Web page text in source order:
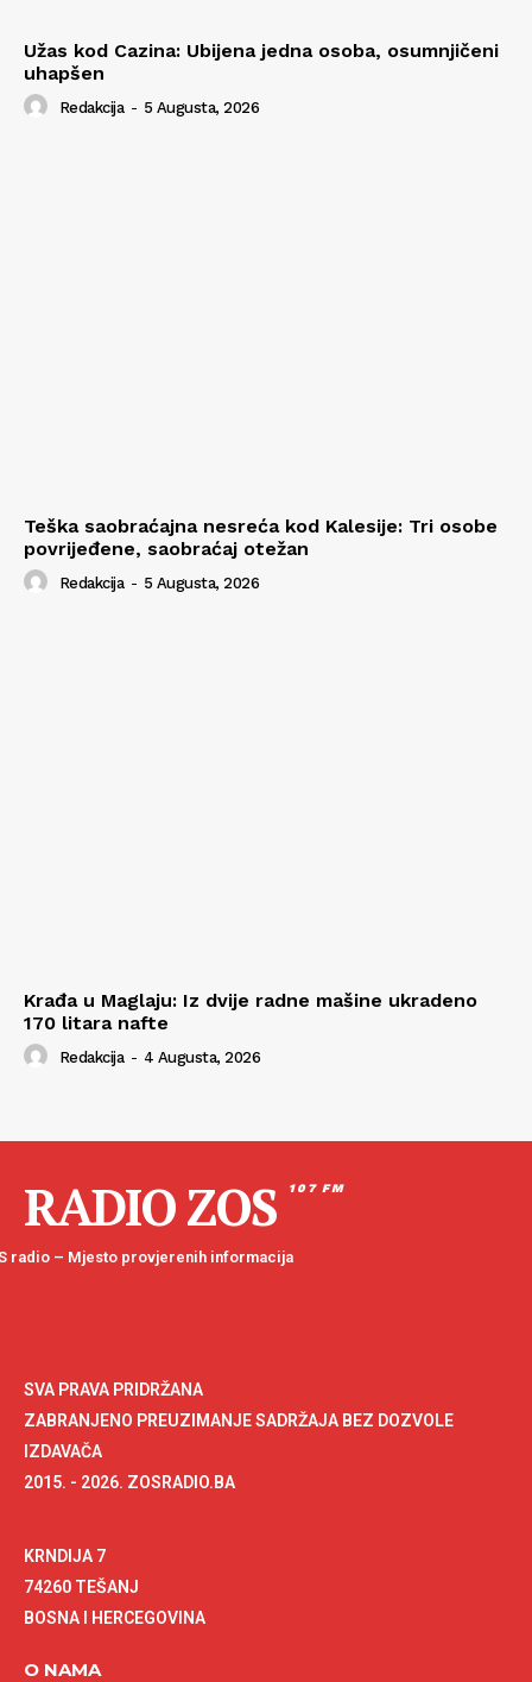
Užas kod Cazina: Ubijena jedna osoba, osumnjičeni
uhapšen
Redakcija - 5 Augusta, 2026
Teška saobraćajna nesreća kod Kalesije: Tri osobe
povrijeđene, saobraćaj otežan
Redakcija - 5 Augusta, 2026
Krađa u Maglaju: Iz dvije radne mašine ukradeno
170 litara nafte
Redakcija - 4 Augusta, 2026
RADIO ZOS 107 FM
radio – Mjesto provjerenih informacija
SVA PRAVA PRIDRŽANA
ZABRANJENO PREUZIMANJE SADRŽAJA BEZ DOZVOLE
IZDAVAČA
2015. - 2026. ZOSRADIO.BA
KRNDIJA 7
74260 TEŠANJ
BOSNA I HERCEGOVINA
O NAMA